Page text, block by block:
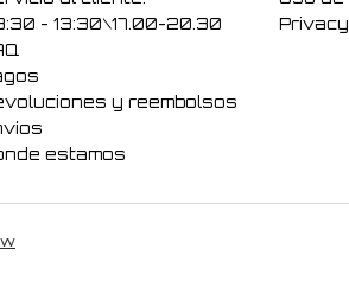
- 13:30\17.00-20.30
y reembolsos
estamos
Privacy